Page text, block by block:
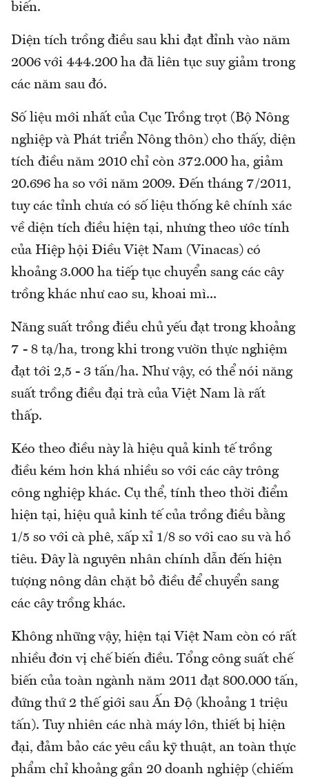
biến.
Diện tích trồng điều sau khi đạt đỉnh vào năm
2006 với 444.200 ha đã liên tục suy giảm trong
các năm sau đó.
Số liệu mới nhất của Cục Trồng trọt (Bộ Nông
nghiệp và Phát triển Nông thôn) cho thấy, diện
tích điều năm 2010 chỉ còn 372.000 ha, giảm
20.696 ha so với năm 2009. Đến tháng 7/2011,
tuy các tỉnh chưa có số liệu thống kê chính xác
về diện tích điều hiện tại, nhưng theo ước tính
của Hiệp hội Điều Việt Nam (Vinacas) có
khoảng 3.000 ha tiếp tục chuyển sang các cây
trồng khác như cao su, khoai mì...
Năng suất trồng điều chủ yếu đạt trong khoảng
7 - 8 tạ/ha, trong khi trong vườn thực nghiệm
đạt tới 2,5 - 3 tấn/ha. Như vậy, có thể nói năng
suất trồng điều đại trà của Việt Nam là rất
thấp.
Kéo theo điều này là hiệu quả kinh tế trồng
điều kém hơn khá nhiều so với các cây trông
công nghiệp khác. Cụ thể, tính theo thời điểm
hiện tại, hiệu quả kinh tế của trồng điều bằng
1/5 so với cà phê, xấp xỉ 1/8 so với cao su và hồ
tiêu. Đây là nguyên nhân chính dẫn đến hiện
tượng nông dân chặt bỏ điều để chuyển sang
các cây trồng khác.
Không những vậy, hiện tại Việt Nam còn có rất
nhiều đơn vị chế biến điều. Tổng công suất chế
biến của toàn ngành năm 2011 đạt 800.000 tấn,
đứng thứ 2 thế giới sau Ấn Độ (khoảng 1 triệu
tấn). Tuy nhiên các nhà máy lớn, thiết bị hiện
đại, đảm bảo các yêu cầu kỹ thuật, an toàn thực
phẩm chỉ khoảng gần 20 doanh nghiệp (chiếm